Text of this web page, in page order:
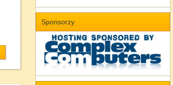
Sponsorzy